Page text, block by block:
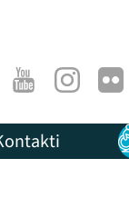
YoutubeInstagram
Flick